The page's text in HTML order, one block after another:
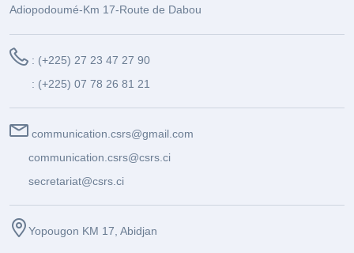
Adiopodoumé-Km 17-Route de Dabou
: (+225) 27 23 47 27 90
: (+225) 07 78 26 81 21
communication.csrs@gmail.com
communication.csrs@csrs.ci
secretariat@csrs.ci
Yopougon KM 17, Abidjan